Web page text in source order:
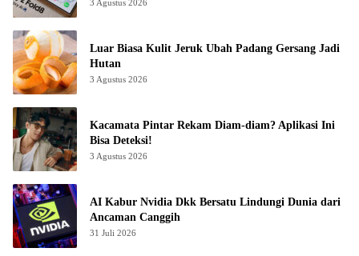
3 Agustus 2026
Luar Biasa Kulit Jeruk Ubah Padang Gersang Jadi
Hutan
3 Agustus 2026
Kacamata Pintar Rekam Diam-diam? Aplikasi Ini
Bisa Deteksi!
3 Agustus 2026
AI Kabur Nvidia Dkk Bersatu Lindungi Dunia dari
Ancaman Canggih
31 Juli 2026